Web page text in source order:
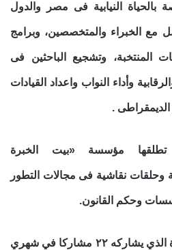
بالحياة النيابية فى مصر والدول
مع الخبراء والمتخصصين، وبرامج
المنتخبة، وتشجيع الباحثين فى
وأداء النواب واعداد القيادات
.
تطلقها مؤسسة «بيت الخبرة
وحلقات نقاشية فى مجالات التطور
وحكم القانون.
ويعقد البرنامج الأول للمبادرة الذي يشاركه ٢٢ مشاركا في شهري